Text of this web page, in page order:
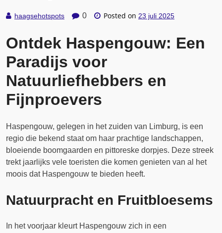
haagsehotspots 0 Posted on 23 juli 2025
Ontdek Haspengouw: Een
Paradijs voor
Natuurliefhebbers en
Fijnproevers
Haspengouw, gelegen in het zuiden van Limburg, is een
regio die bekend staat om haar prachtige landschappen,
bloeiende boomgaarden en pittoreske dorpjes. Deze streek
trekt jaarlijks vele toeristen die komen genieten van al het
moois dat Haspengouw te bieden heeft.
Natuurpracht en Fruitbloesems
In het voorjaar kleurt Haspengouw zich in een